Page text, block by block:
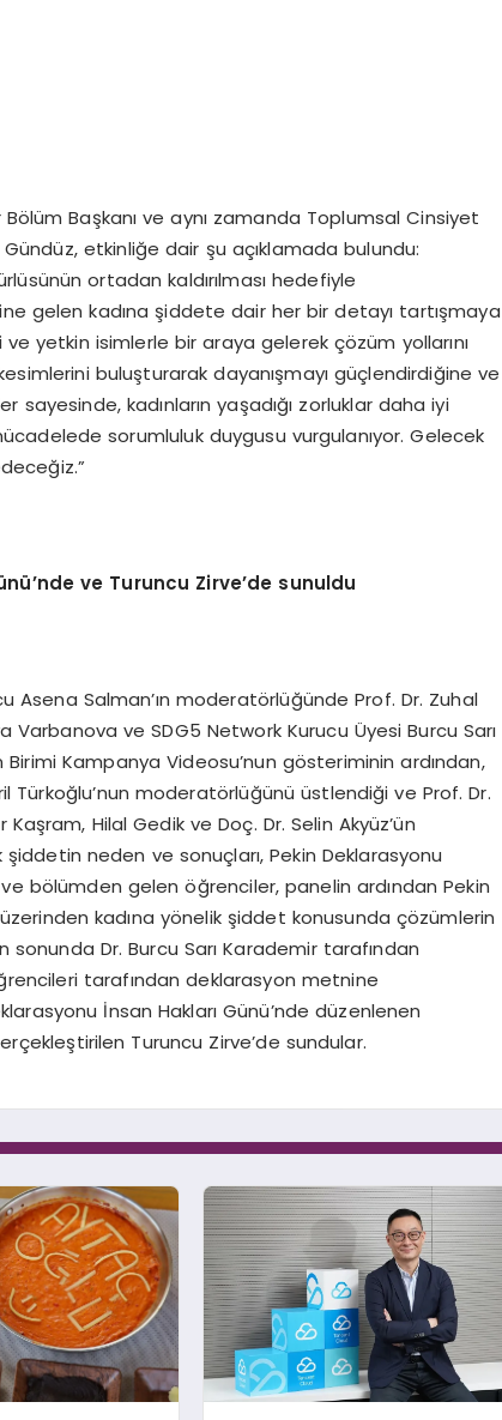
Başkanı ve aynı zamanda Toplumsal Cinsiyet
etkinliğe dair şu açıklamada bulundu:
ortadan kaldırılması hedefiyle
gelen kadına şiddete dair her bir detayı tartışmaya
yetkin isimlerle bir araya gelerek çözüm yollarını
buluşturarak dayanışmayı güçlendirdiğine ve
sayesinde, kadınların yaşadığı zorluklar daha iyi
sorumluluk duygusu vurgulanıyor. Gelecek
ve Turuncu Zirve’de sunuldu
Asena Salman’ın moderatörlüğünde Prof. Dr. Zuhal
Varbanova ve SDG5 Network Kurucu Üyesi Burcu Sarı
Birimi Kampanya Videosu’nun gösteriminin ardından,
Türkoğlu’nun moderatörlüğünü üstlendiği ve Prof. Dr.
Hilal Gedik ve Doç. Dr. Selin Akyüz’ün
neden ve sonuçları, Pekin Deklarasyonu
bölümden gelen öğrenciler, panelin ardından Pekin
kadına yönelik şiddet konusunda çözümlerin
sonunda Dr. Burcu Sarı Karademir tarafından
tarafından deklarasyon metnine
İnsan Hakları Günü’nde düzenlenen
Turuncu Zirve’de sundular.